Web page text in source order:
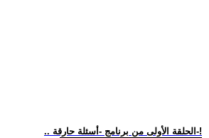
.. الحلقة الأولى من برنامج -أسئلة حارقة-!